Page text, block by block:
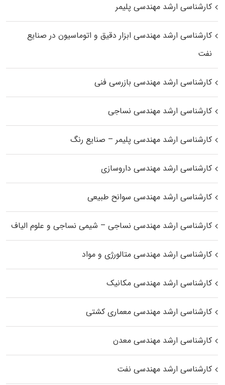
کارشناسی ارشد مهندسی پلیمر
کارشناسی ارشد مهندسی ابزار دقیق و اتوماسیون در صنایع
نفت
کارشناسی ارشد مهندسی بازرسی فنی
کارشناسی ارشد مهندسی نساجی
کارشناسی ارشد مهندسی پلیمر – صنایع رنگ
کارشناسی ارشد مهندسی داروسازی
کارشناسی ارشد مهندسی سوانح طبیعی
کارشناسی ارشد مهندسی نساجی – شیمی نساجی و علوم الیاف
کارشناسی ارشد مهندسی متالورژی و مواد
کارشناسی ارشد مهندسی مکانیک
کارشناسی ارشد مهندسی معماری کشتی
کارشناسی ارشد مهندسی معدن
کارشناسی ارشد مهندسی نفت